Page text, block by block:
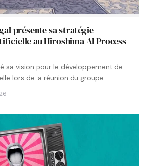
présente sa stratégie
au Hiroshima AI Process
sa vision pour le développement de
lors de la réunion du groupe…